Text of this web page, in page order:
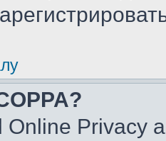
Online Privacy